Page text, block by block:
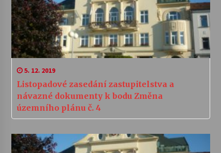
5. 12. 2019
Listopadové zasedání zastupitelstva a
návazné dokumenty k bodu Změna
územního plánu č. 4